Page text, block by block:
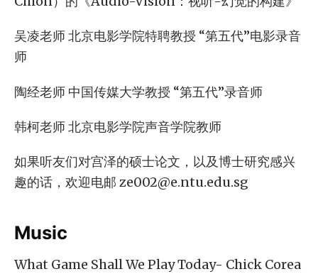
吴凌老师 北京电影学院特聘教授 “第五代”电影录音
师
陶经老师 中国传媒大学教授 “第五代”录音师
韩柯老师 北京电影学院声音学院教师
如果听友们对宫泽的硕士论文，以及博士研究感兴
趣的话，欢迎电邮 ze002@e.ntu.edu.sg
Music
What Game Shall We Play Today- Chick Corea